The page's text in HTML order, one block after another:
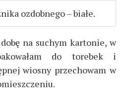
ozdobnego – białe.
na suchym kartonie, w
do torebek i
wiosny przechowam w